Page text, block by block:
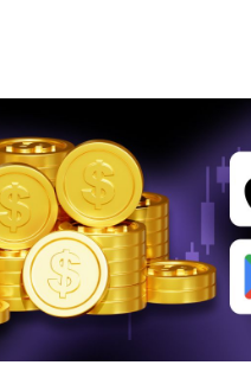
4. 市場聚焦美國利率政策
5. 總結：黃金價格走勢維
望